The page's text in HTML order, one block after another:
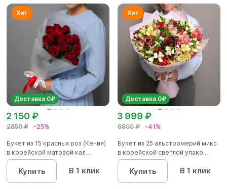
Доставка 0₽
2850 ₽ -25%
2 150 ₽
Букет из 15 красных роз (Кения)
в корейской матовой кал...
Купить В 1 клик
Доставка 0₽
6800 ₽ -41%
3 999 ₽
Букет из 25 альстромерий микс
в корейской светлой упако...
Купить В 1 клик